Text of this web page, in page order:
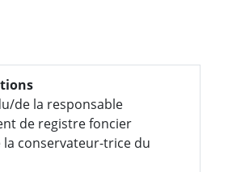
de la responsable
de registre foncier
conservateur-trice du